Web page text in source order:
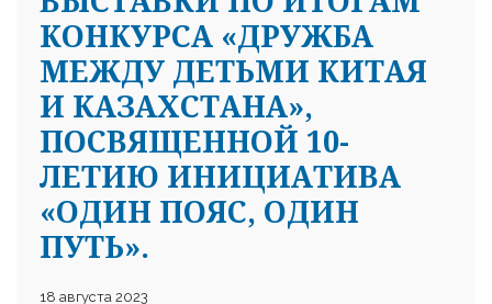
КОНКУРСА «ДРУЖБА
МЕЖДУ ДЕТЬМИ КИТАЯ
И КАЗАХСТАНА»,
ПОСВЯЩЕННОЙ 10-
ЛЕТИЮ ИНИЦИАТИВА
«ОДИН ПОЯС, ОДИН
ПУТЬ».
18 августа 2023